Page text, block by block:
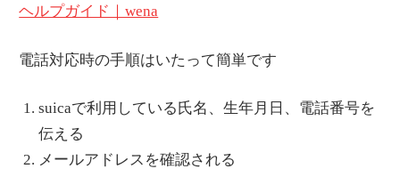
ヘルプガイド｜wena
電話対応時の手順はいたって簡単です
suicaで利用している氏名、生年月日、電話番号を
伝える
メールアドレスを確認される